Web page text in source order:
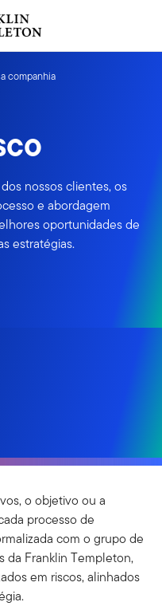
companhia
nossos clientes, os
e abordagem
oportunidades de
estratégias.
o objetivo ou a
processo de
com o grupo de
da Franklin Templeton,
em riscos, alinhados